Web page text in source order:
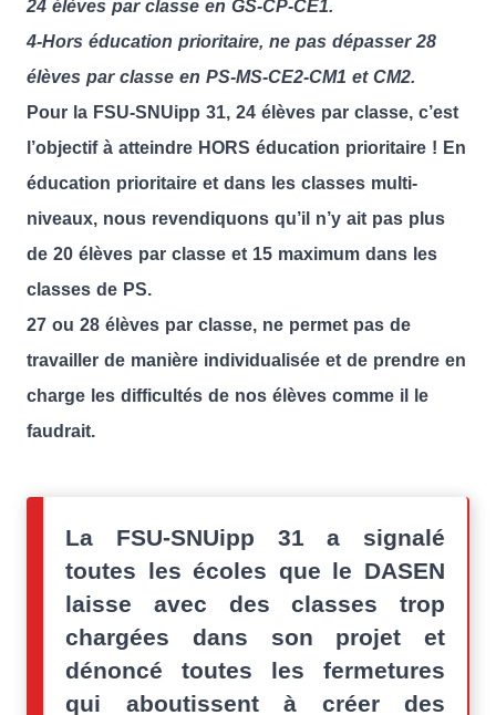
24 élèves par classe en GS-CP-CE1.
4-Hors éducation prioritaire, ne pas dépasser 28
élèves par classe en PS-MS-CE2-CM1 et CM2.
Pour la FSU-SNUipp 31, 24 élèves par classe, c’est
l’objectif à atteindre HORS éducation prioritaire ! En
éducation prioritaire et dans les classes multi-
niveaux, nous revendiquons qu’il n’y ait pas plus
de 20 élèves par classe et 15 maximum dans les
classes de PS.
27 ou 28 élèves par classe, ne permet pas de
travailler de manière individualisée et de prendre en
charge les difficultés de nos élèves comme il le
faudrait.
La FSU-SNUipp 31 a signalé
toutes les écoles que le DASEN
laisse avec des classes trop
chargées dans son projet et
dénoncé toutes les fermetures
qui aboutissent à créer des